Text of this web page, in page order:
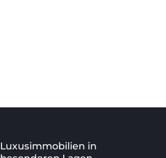
Luxusimmobilien in